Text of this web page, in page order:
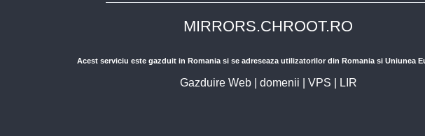
MIRRORS.CHROOT.RO
Acest serviciu este gazduit in Romania si se adreseaza utilizatorilor din Romania si Uniunea
Gazduire Web| domenii VPS LIR